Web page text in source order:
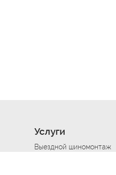
Услуги
Выездной шиномонтаж